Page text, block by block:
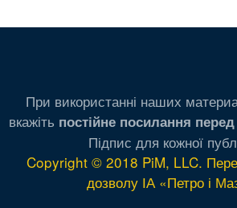
При використанні наших
вкажіть постійне посилання
Підпис для кожної
Copyright © 2018 PiM, LLC.
дозволу ІА «Петро і